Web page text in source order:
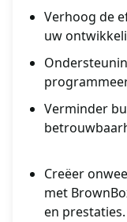
Verhoog de
uw
Verminder
Creëer
met
en prestaties.